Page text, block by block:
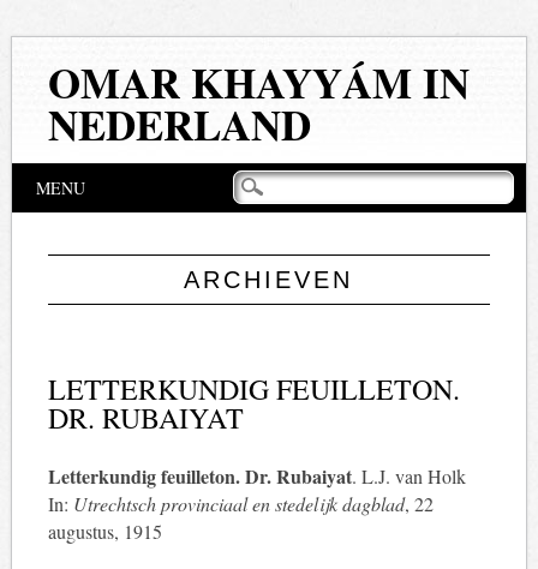
OMAR KHAYYÁM IN
NEDERLAND
Hoofdmenu
springen
MENU
ARCHIEVEN
LETTERKUNDIG FEUILLETON.
DR. RUBAIYAT
Letterkundig feuilleton. Dr. Rubaiyat. L.J. van Holk
In: Utrechtsch provinciaal en stedelijk dagblad, 22
augustus, 1915